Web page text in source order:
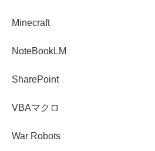
Minecraft
NoteBookLM
SharePoint
VBAマクロ
War Robots